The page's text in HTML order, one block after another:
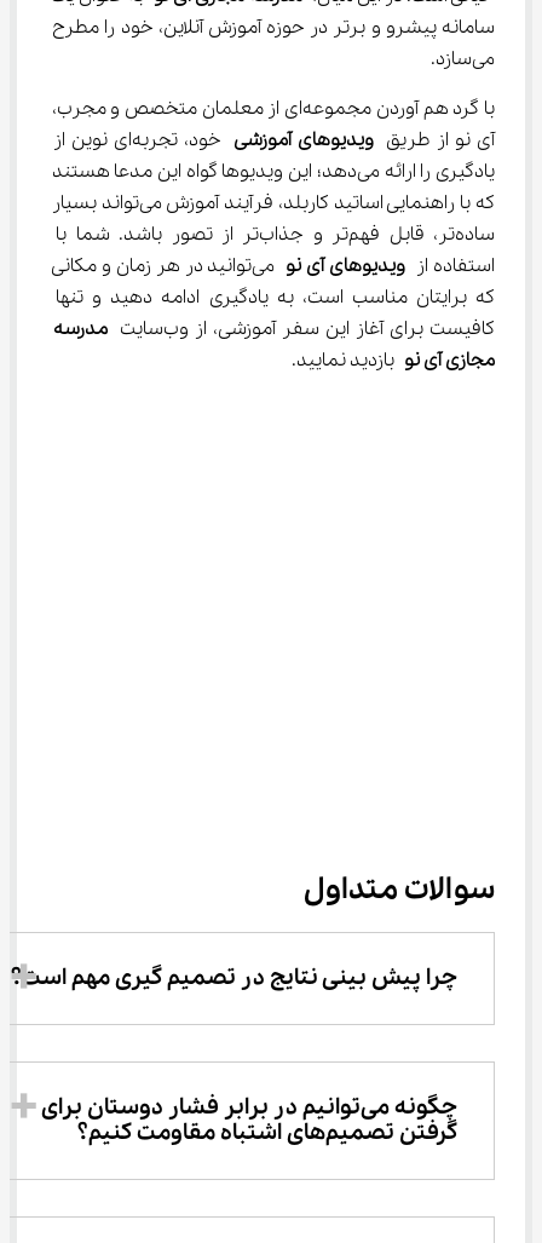
سامانه پیشرو و برتر در حوزه آموزش آنلاین، خود را مطرح
می‌سازد.
با گرد هم آوردن مجموعه‌ای از معلمان متخصص و مجرب،
آی نو از طریق ویدیوهای آموزشی
خود، تجربه‌ای نوین از
یادگیری را ارائه می‌دهد؛ این ویدیوها گواه این مدعا هستند
که با راهنمایی اساتید کاربلد، فرآیند آموزش می‌تواند بسیار
ساده‌تر، قابل فهم‌تر و جذاب‌تر از تصور باشد. شما با
استفاده از ویدیوهای آی نو
می‌توانید در هر زمان و مکانی
که برایتان مناسب است، به یادگیری ادامه دهید و تنها
کافیست برای آغاز این سفر آموزشی، از وب‌سایت
مدرسه
مجازی آی نو بازدید نمایید.
سوالات متداول
چرا پیش بینی نتایج در تصمیم گیری مهم است؟
چگونه می‌توانیم در برابر فشار دوستان برای
گرفتن تصمیم‌های اشتباه مقاومت کنیم؟